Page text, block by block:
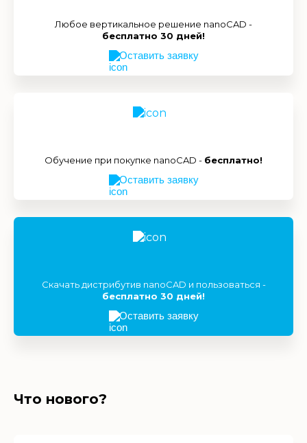
Любое вертикальное решение nanoCAD -
бесплатно 30 дней!
Оставить заявку
Обучение при покупке nanoCAD - бесплатно!
Оставить заявку
Скачать дистрибутив nanoCAD и пользоваться -
бесплатно 30 дней!
Оставить заявку
Что нового?